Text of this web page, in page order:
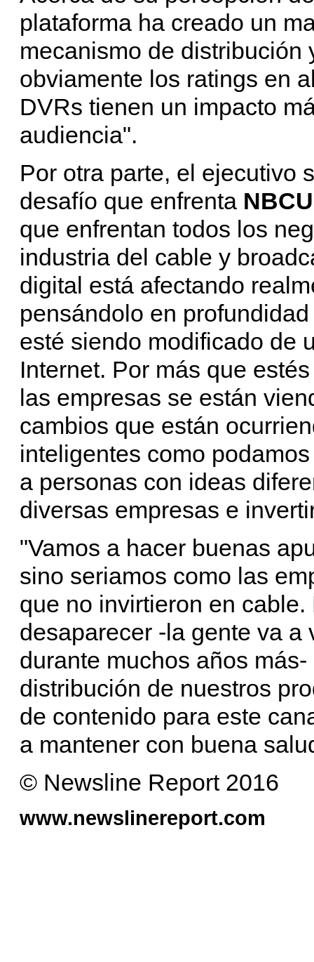
plataforma ha creado un
mecanismo de distribución
obviamente los ratings en
DVRs tienen un impacto
audiencia".
Por otra parte, el ejecutivo
desafío que enfrenta
que enfrentan todos los
industria del cable y
digital está afectando
pensándolo en
esté siendo modificado de
Internet. Por más que
las empresas se están
cambios que están
inteligentes como
a personas con ideas
diversas empresas e
"Vamos a hacer buenas
sino seriamos como las
que no invirtieron en
desaparecer -la gente va
durante muchos años
distribución de nuestros
de contenido para este
a mantener con buena
© Newsline Report 2016
www.newslinereport.com